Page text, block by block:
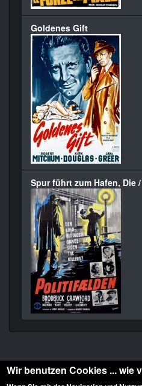
Goldenes Gift
Spur führt zum Hafen, Die
Wir benutzen Cookies ... wie